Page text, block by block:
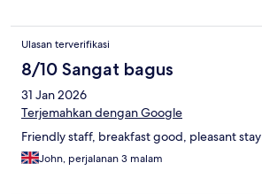
Ulasan terverifikasi
8/10 Sangat bagus
31 Jan 2026
Terjemahkan dengan Google
Friendly staff, breakfast good, pleasant stay
John, perjalanan 3 malam